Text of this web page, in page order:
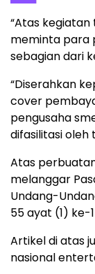
“Atas
meminta para
sebagian dari
“Diserahkan
cover
pengusaha
difasilitasi oleh
Atas
melanggar
Undang-
55 ayat (1) ke-
Artikel di atas
nasional